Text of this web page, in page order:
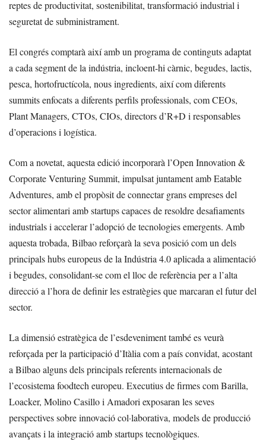
reptes de productivitat, sostenibilitat, transformació industrial i
seguretat de subministrament.
El congrés comptarà així amb un programa de continguts adaptat
a cada segment de la indústria, incloent-hi càrnic, begudes, lactis,
pesca, hortofructícola, nous ingredients, així com diferents
summits enfocats a diferents perfils professionals, com CEOs,
Plant Managers, CTOs, CIOs, directors d’R+D i responsables
d’operacions i logística.
Com a novetat, aquesta edició incorporarà l’Open Innovation &
Corporate Venturing Summit, impulsat juntament amb Eatable
Adventures, amb el propòsit de connectar grans empreses del
sector alimentari amb startups capaces de resoldre desafiaments
industrials i accelerar l’adopció de tecnologies emergents. Amb
aquesta trobada, Bilbao reforçarà la seva posició com un dels
principals hubs europeus de la Indústria 4.0 aplicada a alimentació
i begudes, consolidant-se com el lloc de referència per a l’alta
direcció a l’hora de definir les estratègies que marcaran el futur del
sector.
La dimensió estratègica de l’esdeveniment també es veurà
reforçada per la participació d’Itàlia com a país convidat, acostant
a Bilbao alguns dels principals referents internacionals de
l’ecosistema foodtech europeu. Executius de firmes com Barilla,
Loacker, Molino Casillo i Amadori exposaran les seves
perspectives sobre innovació col·laborativa, models de producció
avançats i la integració amb startups tecnològiques.